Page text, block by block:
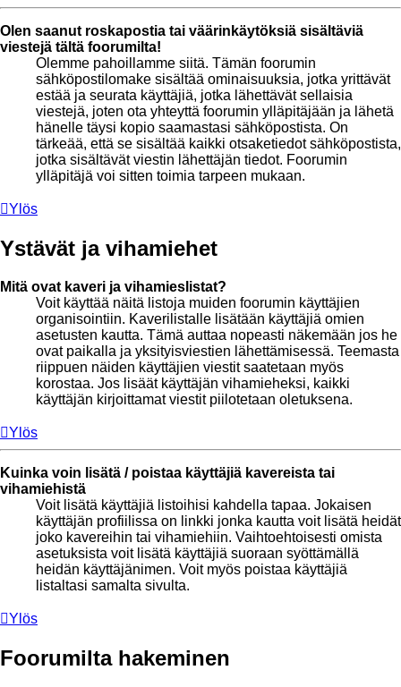
Olen saanut roskapostia tai väärinkäytöksiä sisältäviä
viestejä tältä foorumilta!
Olemme pahoillamme siitä. Tämän foorumin
sähköpostilomake sisältää ominaisuuksia, jotka yrittävät
estää ja seurata käyttäjiä, jotka lähettävät sellaisia
viestejä, joten ota yhteyttä foorumin ylläpitäjään ja lähetä
hänelle täysi kopio saamastasi sähköpostista. On
tärkeää, että se sisältää kaikki otsaketiedot sähköpostista,
jotka sisältävät viestin lähettäjän tiedot. Foorumin
ylläpitäjä voi sitten toimia tarpeen mukaan.
Ylös
Ystävät ja vihamiehet
Mitä ovat kaveri ja vihamieslistat?
Voit käyttää näitä listoja muiden foorumin käyttäjien
organisointiin. Kaverilistalle lisätään käyttäjiä omien
asetusten kautta. Tämä auttaa nopeasti näkemään jos he
ovat paikalla ja yksityisviestien lähettämisessä. Teemasta
riippuen näiden käyttäjien viestit saatetaan myös
korostaa. Jos lisäät käyttäjän vihamieheksi, kaikki
käyttäjän kirjoittamat viestit piilotetaan oletuksena.
Ylös
Kuinka voin lisätä / poistaa käyttäjiä kavereista tai
vihamiehistä
Voit lisätä käyttäjiä listoihisi kahdella tapaa. Jokaisen
käyttäjän profiilissa on linkki jonka kautta voit lisätä heidät
joko kavereihin tai vihamiehiin. Vaihtoehtoisesti omista
asetuksista voit lisätä käyttäjiä suoraan syöttämällä
heidän käyttäjänimen. Voit myös poistaa käyttäjiä
listaltasi samalta sivulta.
Ylös
Foorumilta hakeminen